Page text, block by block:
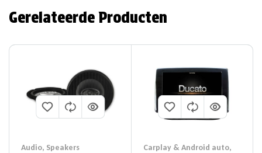
Gerelateerde Producten
Audio, Speakers Carplay & Android auto,